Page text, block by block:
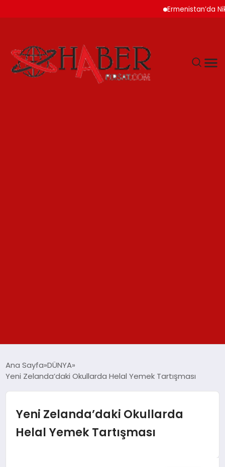
Ermenistan’da Nikol
YAŞAM
TEKNOLOJİ
Ana Sayfa DÜNYA
Yeni Zelanda’daki Okullarda Helal Yemek Tartışması
Yeni Zelanda’daki Okullarda
Helal Yemek Tartışması